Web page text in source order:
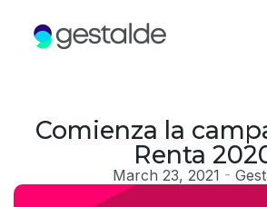
Comienza la
Renta
March 23, 2021 -